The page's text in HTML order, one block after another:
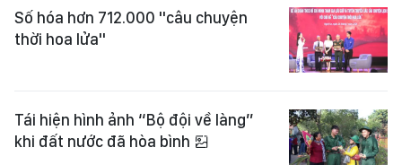
Số hóa hơn 712.000 "câu chuyện
thời hoa lửa"
Tái hiện hình ảnh “Bộ đội về làng”
khi đất nước đã hòa bình